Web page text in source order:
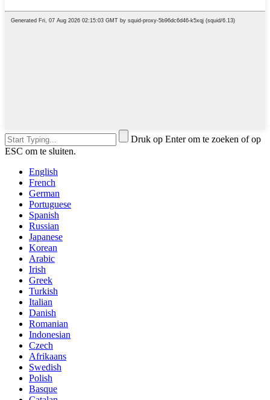
Druk op Enter om te zoeken of op
ESC om te sluiten.
English
French
German
Portuguese
Spanish
Russian
Japanese
Korean
Arabic
Irish
Greek
Turkish
Italian
Danish
Romanian
Indonesian
Czech
Afrikaans
Swedish
Polish
Basque